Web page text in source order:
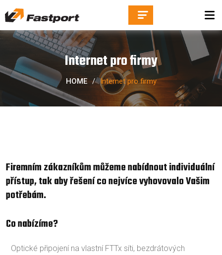
Internet pro firmy
HOME / Internet pro firmy
Firemním zákazníkům můžeme nabídnout individuální
přístup, tak aby řešení co nejvíce vyhovovalo Vašim
potřebám.
Co nabízíme?
Optické připojení na vlastní FTTx síti, bezdrátových